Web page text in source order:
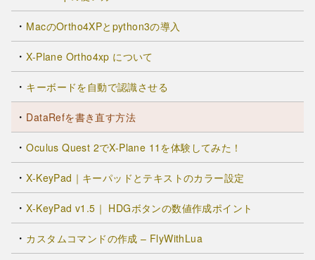
MacのOrtho4XPとpython3の導入
X-Plane Ortho4xp について
キーボードを自動で認識させる
DataRefを書き直す方法
Oculus Quest 2でX-Plane 11を体験してみた！
X-KeyPad｜キーパッドとテキストのカラー設定
X-KeyPad v1.5｜ HDGボタンの数値作成ポイント
カスタムコマンドの作成 – FlyWithLua